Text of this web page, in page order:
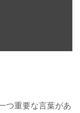
つ重要な言葉があ